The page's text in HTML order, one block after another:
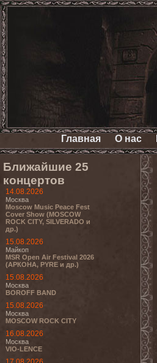
Главная О нас
Ближайшие 25
концертов
14.08.2026
Москва
Moscow Music Peace Fest
Cover Show (MOSCOW
ROCK CITY, SILVERADO и
др.)
15.08.2026
Майкоп
MSR Open Air Festival 2026
(АРКОНА, PYRE и др.)
15.08.2026
Москва
BOROFF BAND
15.08.2026
Москва
MOSCOW ROCK CITY
16.08.2026
Москва
VIO-LENCE